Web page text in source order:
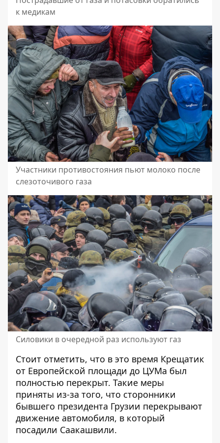
к медикам
Участники противостояния пьют молоко после
слезоточивого газа
Силовики в очередной раз используют газ
Стоит отметить, что в это время Крещатик
от Европейской площади до ЦУМа был
полностью перекрыт. Такие меры
приняты из-за того, что сторонники
бывшего президента Грузии перекрывают
движение автомобиля, в который
посадили Саакашвили.